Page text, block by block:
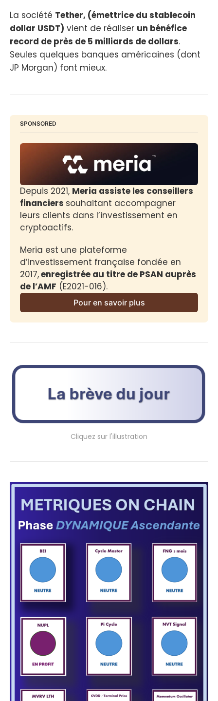
La société Tether, (émettrice du stablecoin
dollar USDT) vient de réaliser un bénéfice
record de près de 5 milliards de dollars.
Seules quelques banques américaines (dont
JP Morgan) font mieux.
SPONSORED
Depuis 2021, Meria assiste les conseillers
financiers souhaitant accompagner
leurs clients dans l’investissement en
cryptoactifs.
Meria est une plateforme
d’investissement française fondée en
2017, enregistrée au titre de PSAN auprès
de l’AMF (E2021-016).
Pour en savoir plus
Cliquez sur l'illustration